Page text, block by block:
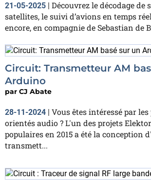
21-05-2025 | Découvrez le décodage de
satellites, le suivi d’avions en temps
encore, en compagnie de Sebastian de
Circuit: Transmetteur AM
Arduino
par CJ Abate
28-11-2024 | Vous êtes intéressé par
orientés audio ? L'un des projets
populaires en 2015 a été la conception
transmett...